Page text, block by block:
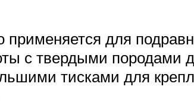
применяется для
с твердыми породами
тисками для